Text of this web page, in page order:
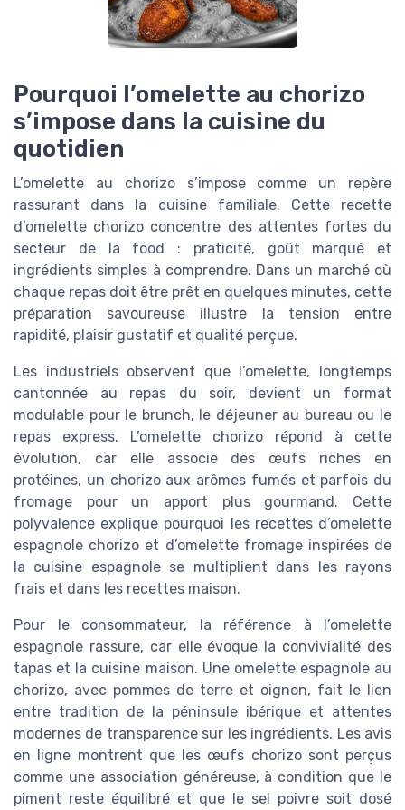
Pourquoi l’omelette au chorizo
s’impose dans la cuisine du
quotidien
L’omelette au chorizo s’impose comme un repère
rassurant dans la cuisine familiale. Cette recette
d’omelette chorizo concentre des attentes fortes du
secteur de la food : praticité, goût marqué et
ingrédients simples à comprendre. Dans un marché où
chaque repas doit être prêt en quelques minutes, cette
préparation savoureuse illustre la tension entre
rapidité, plaisir gustatif et qualité perçue.
Les industriels observent que l’omelette, longtemps
cantonnée au repas du soir, devient un format
modulable pour le brunch, le déjeuner au bureau ou le
repas express. L’omelette chorizo répond à cette
évolution, car elle associe des œufs riches en
protéines, un chorizo aux arômes fumés et parfois du
fromage pour un apport plus gourmand. Cette
polyvalence explique pourquoi les recettes d’omelette
espagnole chorizo et d’omelette fromage inspirées de
la cuisine espagnole se multiplient dans les rayons
frais et dans les recettes maison.
Pour le consommateur, la référence à l’omelette
espagnole rassure, car elle évoque la convivialité des
tapas et la cuisine maison. Une omelette espagnole au
chorizo, avec pommes de terre et oignon, fait le lien
entre tradition de la péninsule ibérique et attentes
modernes de transparence sur les ingrédients. Les avis
en ligne montrent que les œufs chorizo sont perçus
comme une association généreuse, à condition que le
piment reste équilibré et que le sel poivre soit dosé